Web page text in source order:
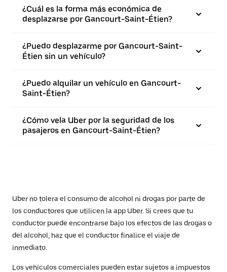
¿Cuál es la forma más económica de
desplazarse por Gancourt-Saint-Étien?
¿Puedo desplazarme por Gancourt-Saint-
Étien sin un vehículo?
¿Puedo alquilar un vehículo en Gancourt-
Saint-Étien?
¿Cómo vela Uber por la seguridad de los
pasajeros en Gancourt-Saint-Étien?
Uber no tolera el consumo de alcohol ni drogas por parte de
los conductores que utilicen la app Uber. Si crees que tu
conductor puede encontrarse bajo los efectos de las drogas o
del alcohol, haz que el conductor finalice el viaje de
inmediato.
Los vehículos comerciales pueden estar sujetos a impuestos